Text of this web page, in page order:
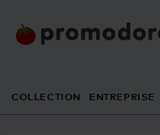
COLLECTION ENTREPRISE